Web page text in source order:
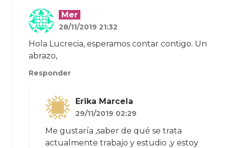
Mer
28/11/2019 21:32
Hola Lucrecia, esperamos contar contigo. Un
abrazo,
Responder
Erika Marcela
29/11/2019 02:29
Me gustaría ,saber de qué se trata
actualmente trabajo y estudio ,y estoy